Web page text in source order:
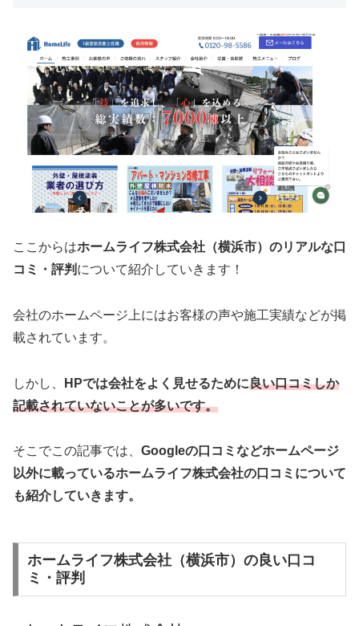
ここからはホームライフ株式会社（横浜市）のリアルな口
コミ・評判 について紹介していきます！
会社のホームページ上にはお客様の声や施工実績などが掲
載されています。
しかし、 HPでは会社をよく見せるために良い口コミしか
記載されていないことが多いです。
そこでこの記事では、 Googleの口コミなどホームページ
以外に載っているホームライフ株式会社の口コミについて
も紹介していきます。
ホームライフ株式会社（横浜市）の良い口コ
ミ・評判